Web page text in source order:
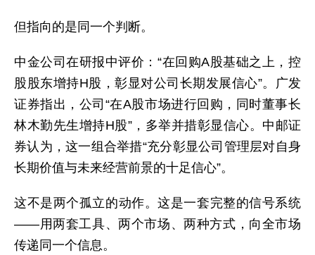
但指向的是同一个判断。
中金公司在研报中评价：“在回购A股基础之上，控
股股东增持H股，彰显对公司长期发展信心”。广发
证券指出，公司“在A股市场进行回购，同时董事长
林木勤先生增持H股”，多举并措彰显信心。中邮证
券认为，这一组合举措“充分彰显公司管理层对自身
长期价值与未来经营前景的十足信心”。
这不是两个孤立的动作。这是一套完整的信号系统
——用两套工具、两个市场、两种方式，向全市场
传递同一个信息。